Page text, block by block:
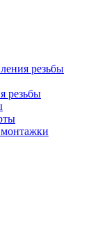
резьбы
резьбы